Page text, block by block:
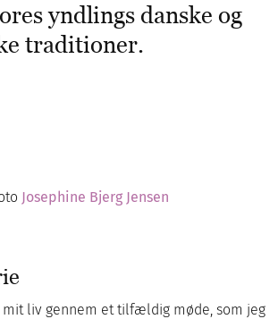
yndlings danske og
traditioner.
Josephine Bjerg Jensen
mit liv gennem et tilfældig møde, som jeg